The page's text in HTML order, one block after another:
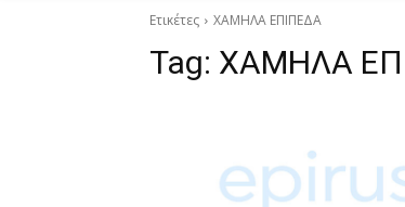
Ετικέτες ΧΑΜΗΛΑ ΕΠΙΠΕΔΑ
Tag: ΧΑΜΗΛΑ